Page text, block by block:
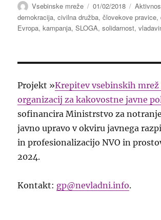
Avtor
Vsebinske mreže
Objavljeno
dne
01/02/2018
demokracija,civilna družba,človekove pravice,
Evropa,kampanja,SLOGA,solidarnost,
Projekt »Krepitev vsebinskih
organizacij za kakovostne javne
sofinancira Ministrstvo za
javno upravo v okviru javnega
in profesionalizacijo NVO in
2024.
Kontakt: gp@nevladni.info.